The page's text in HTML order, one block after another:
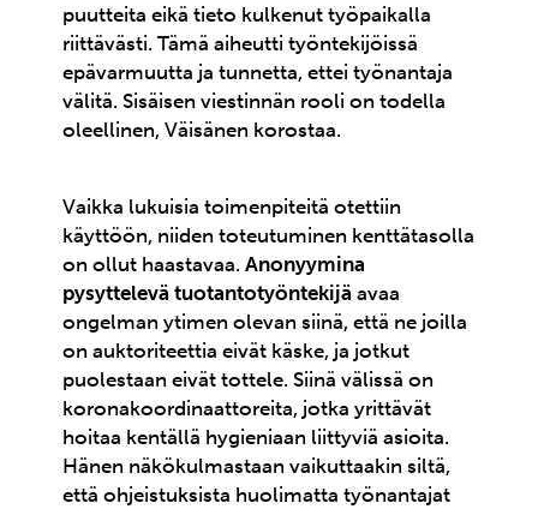
puutteita eikä tieto kulkenut työpaikalla
riittävästi. Tämä aiheutti työntekijöissä
epävarmuutta ja tunnetta, ettei työnantaja
välitä. Sisäisen viestinnän rooli on todella
oleellinen, Väisänen korostaa.
Vaikka lukuisia toimenpiteitä otettiin
käyttöön, niiden toteutuminen kenttätasolla
on ollut haastavaa.Anonyymina
pysyttelevä tuotantotyöntekijä avaa
ongelman ytimen olevan siinä, että ne joilla
on auktoriteettia eivät käske, ja jotkut
puolestaan eivät tottele. Siinä välissä on
koronakoordinaattoreita, jotka yrittävät
hoitaa kentällä hygieniaan liittyviä asioita.
Hänen näkökulmastaan vaikuttaakin siltä,
että ohjeistuksista huolimatta työnantajat